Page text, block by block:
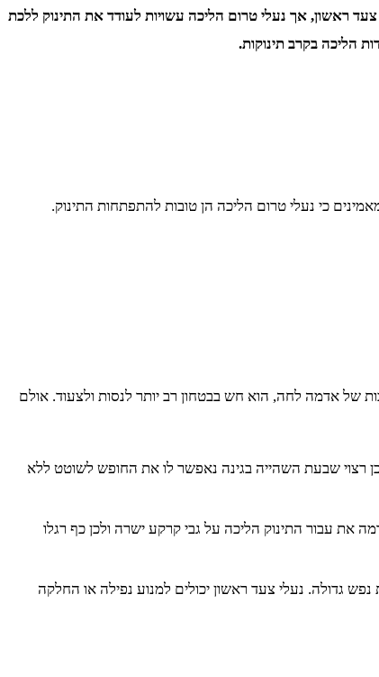
ראשון, אך נעלי טרום הליכה עשויות לעודד את התינוק ללכת
הליכה בקרב תינוקות.
כי נעלי טרום הליכה הן טובות להתפתחות התינוק.
של אדמה לחה, הוא חש בבטחון רב יותר לנסות ולצעוד. אולם
רצוי שבעת השהייה בגינה נאפשר לו את החופש לשוטט ללא
את עבור התינוק הליכה על גבי קרקע ישרה ולכן כף רגלו
גדולה. נעלי צעד ראשון יכולים למנוע נפילה או החלקה